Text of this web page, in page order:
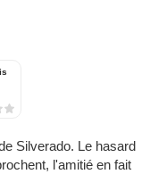
Silverado. Le hasard
l'amitié en fait